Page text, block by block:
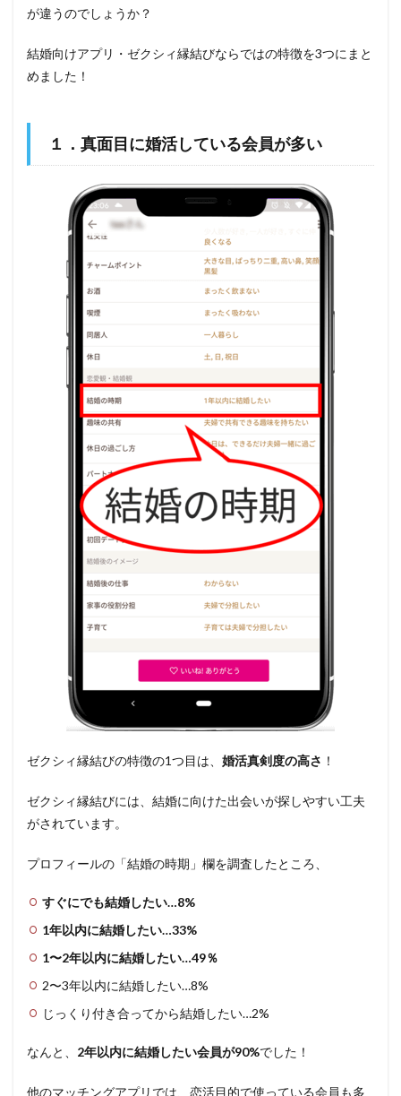
が違うのでしょうか？
結婚向けアプリ・ゼクシィ縁結びならではの特徴を3つにまと
めました！
１．真面目に婚活している会員が多い
ゼクシィ縁結びの特徴の1つ目は、 婚活真剣度の高さ ！
ゼクシィ縁結びには、結婚に向けた出会いが探しやすい工夫
がされています。
プロフィールの「結婚の時期」欄を調査したところ、
すぐにでも結婚したい…8%
1年以内に結婚したい…33%
1〜2年以内に結婚したい…49％
2〜3年以内に結婚したい…8%
じっくり付き合ってから結婚したい…2%
なんと、 2年以内に結婚したい会員が90%でした！
他のマッチングアプリでは、恋活目的で使っている会員も多